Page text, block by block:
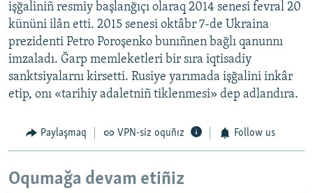
işğaliniñ resmiy başlanğıçı olaraq 2014 senesi fevral 20
kününi ilân etti. 2015 senesi oktâbr 7-de Ukraina
prezidenti Petro Poroşenko bunıñnen bağlı qanunnı
imzaladı. Ğarp memleketleri bir sıra iqtisadiy
sanktsiyalarnı kirsetti. Rusiye yarımada işğalini inkâr
etip, onı «tarihiy adaletniñ tiklenmesi» dep adlandıra.
Paylaşmaq VPN-siz oquñız Follow us
Oqumağa devam etiñiz